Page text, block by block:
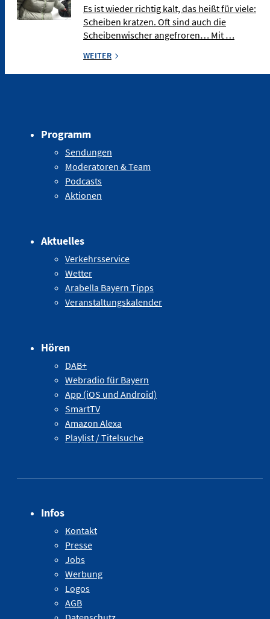
Es ist wieder richtig kalt, das heißt für viele:
Scheiben kratzen. Oft sind auch die
Scheibenwischer angefroren… Mit …
WEITER
Programm
Sendungen
Moderatoren & Team
Podcasts
Aktionen
Aktuelles
Verkehrsservice
Wetter
Arabella Bayern Tipps
Veranstaltungskalender
Hören
DAB+
Webradio für Bayern
App (iOS und Android)
SmartTV
Amazon Alexa
Playlist / Titelsuche
Infos
Kontakt
Presse
Jobs
Werbung
Logos
AGB